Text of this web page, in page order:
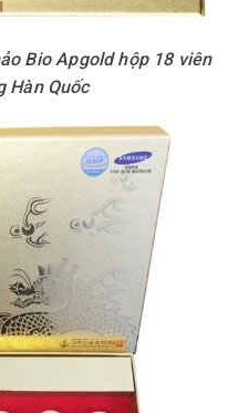
Bio Apgold hộp 18 viên
Hàn Quốc